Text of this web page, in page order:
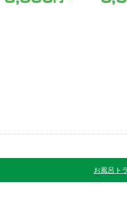
お風呂ト